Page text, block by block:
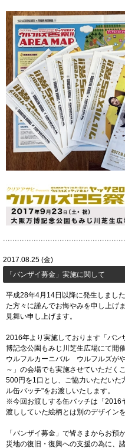
2017.08.25 (金)
「バンザイ募金」実施に関して
平成28年4月14日以降に発生しまし
た方々に謹んでお悔やみを申し上げ
見舞い申し上げます。
2016年より実施しております「バ
博記念公園もみじ川芝生広場にて
ウルフルカーニバル ウルフルズが
～」の会場でも実施させていただく
500円を1口とし、ご協力いただいた
ル缶バッチ"をお渡しいたします。
※今回お渡しする缶バッチは「2016
渡ししていた絵柄とは別のデザイン
「バンザイ募金」で皆さまからお
災地の復旧・復興への支援の為に、